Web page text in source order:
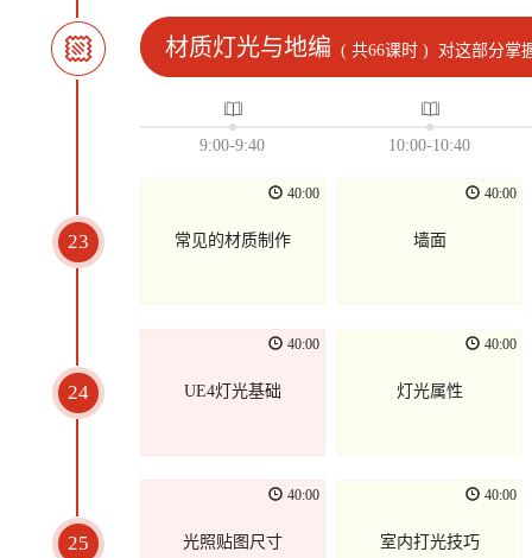
材质灯光与地编 ( 共66课时 ) 对这部分掌
9:00-9:40 10:00-10:40
40:00
常见的材质制作
23
40:00
墙面
40:00
UE4灯光基础
24
40:00
灯光属性
40:00
光照贴图尺寸
25
40:00
室内打光技巧